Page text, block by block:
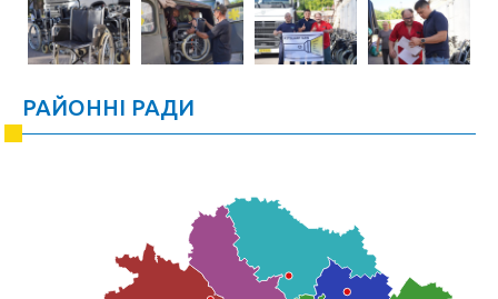
РАЙОННІ РАДИ